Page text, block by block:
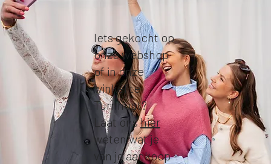
Iets gekocht op
onze webshop
of in onze
winkel te
Turnhout?
Laat onshier
weten wat je
van je aankoop